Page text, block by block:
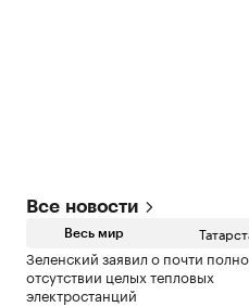
Все новости
Весь мир
Зеленский заявил о почти
отсутствии целых тепловых
электростанций